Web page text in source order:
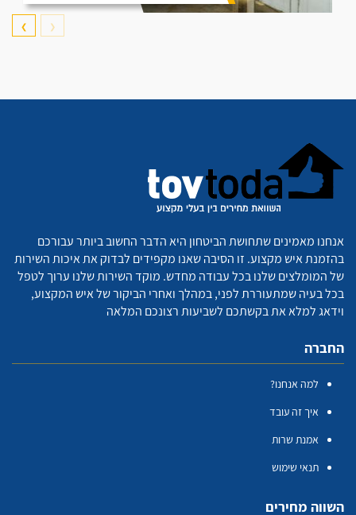
❮
❯
אנחנו מאמינים שתחושת הביטחון היא הדבר החשוב ביותר עבורכם
בהזמנת איש מקצוע. זו הסיבה שאנו מקפידים לבדוק את איכות השירות
של המומלצים שלנו בכל עבודה מחדש. מוקד השירות שלנו ערוך לטפל
בכל בעיה שמתעוררת לפני, במהלך ואחרי הביקור של איש המקצוע,
וידאג למלא את בקשתכם לשביעות רצונכם המלאה
החברה
למה אנחנו?
איך זה עובד
אמנת שרות
תנאי שימוש
השווה מחירים